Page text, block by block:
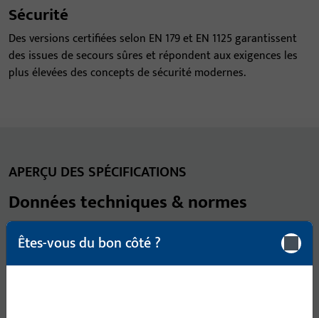
Sécurité
Des versions certifiées selon EN 179 et EN 1125 garantissent
des issues de secours sûres et répondent aux exigences les
plus élevées des concepts de sécurité modernes.
APERÇU DES SPÉCIFICATIONS
Données techniques & normes
Utilisable dans
Êtes-vous du bon côté ?